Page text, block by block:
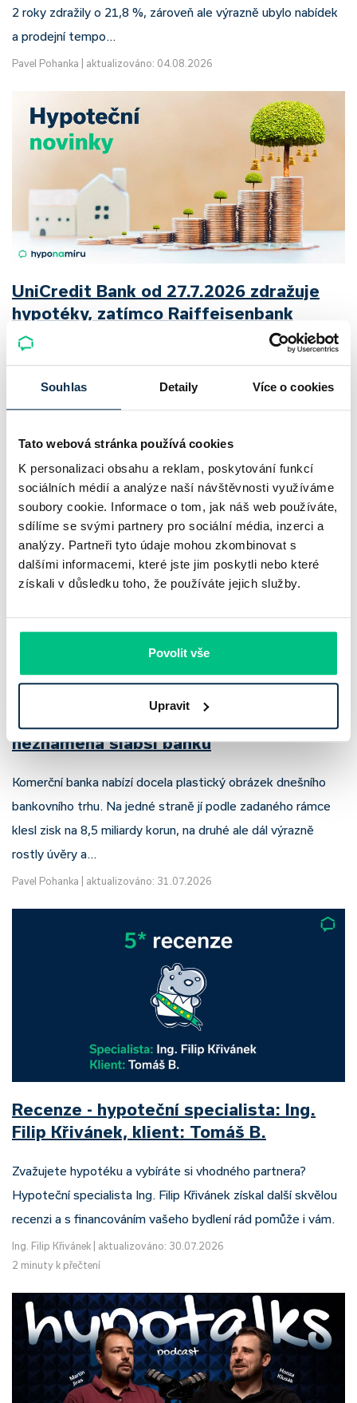
Souhlas Detaily Více o cookies
Tato webová stránka používá cookies
K personalizaci obsahu a reklam, poskytování funkcí
sociálních médií a analýze naší návštěvnosti využíváme
soubory cookie. Informace o tom, jak náš web používáte,
sdílíme se svými partnery pro sociální média, inzerci a
analýzy. Partneři tyto údaje mohou zkombinovat s
dalšími informacemi, které jste jim poskytli nebo které
získali v důsledku toho, že používáte jejich služby.
Povolit vše
Upravit
2 roky zdražily o 21,8 %, zároveň ale výrazně ubylo nabídek
a prodejní tempo…
Pavel Pohanka aktualizováno: 04.08.2026
UniCredit Bank od 27.7.2026 zdražuje
hypotéky, zatímco Raiffeisenbank
prodloužila slevu do 6.9.2026
plošně o 0,1…
Pavel Pohanka|aktualizováno: 04.08.2026
4 minuty k přečtení
neznamená slabší banku
Komerční banka nabízí docela plastický obrázek dnešního
bankovního trhu. Na jedné straně jí podle zadaného rámce
klesl zisk na 8,5 miliardy korun, na druhé ale dál výrazně
rostly úvěry a…
Pavel Pohanka aktualizováno: 31.07.2026
Recenze - hypoteční specialista: Ing.
Filip Křivánek, klient: Tomáš B.
Zvažujete hypotéku a vybíráte si vhodného partnera?
Hypoteční specialista Ing. Filip Křivánek získal další skvělou
recenzi a s financováním vašeho bydlení rád pomůže i vám.
Ing. Filip Křivánek
aktualizováno: 30.07.2026
2 minuty k přečtení